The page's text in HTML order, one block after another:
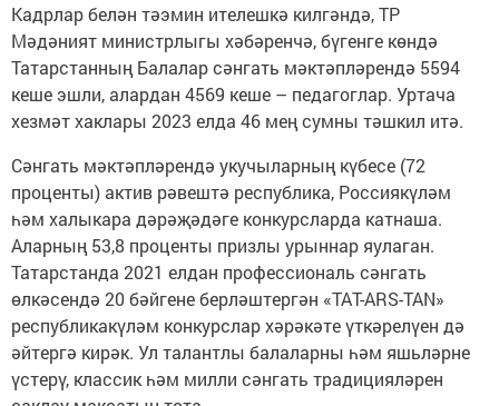
Кадрлар белән тәэмин ителешкә килгәндә, ТР
Мәдәният министрлыгы хәбәренчә, бүгенге көндә
Татарстанның Балалар сәнгать мәктәпләрендә 5594
кеше эшли, алардан 4569 кеше – педагоглар. Уртача
хезмәт хаклары 2023 елда 46 мең сумны тәшкил итә.
Сәнгать мәктәпләрендә укучыларның күбесе (72
проценты) актив рәвештә республика, Россиякүләм
һәм халыкара дәрәҗәдәге конкурсларда катнаша.
Аларның 53,8 проценты призлы урыннар яулаган.
Татарстанда 2021 елдан профессиональ сәнгать
өлкәсендә 20 бәйгене берләштергән «ТАТ-АRS-ТАN»
республикакүләм конкурслар хәрәкәте үткәрелүен дә
әйтергә кирәк. Ул талантлы балаларны һәм яшьләрне
үстерү, классик һәм милли сәнгать традицияләрен